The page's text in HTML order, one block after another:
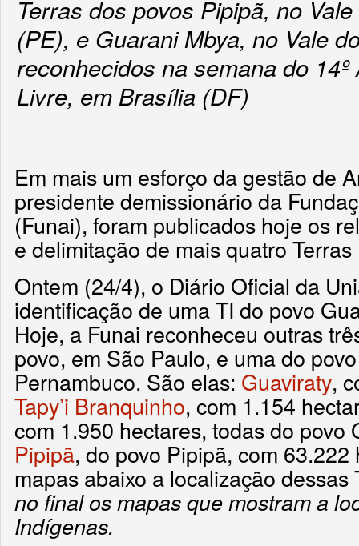
Terras dos povos Pipipã, no
(PE), e Guarani Mbya, no Vale
reconhecidos na semana do
Livre, em Brasília (DF)
Em mais um esforço da gestão de
presidente demissionário da
(Funai), foram publicados hoje os
e delimitação de mais quatro
Ontem (24/4), o Diário Oficial da
identificação de uma TI do povo
Hoje, a Funai reconheceu outras
povo, em São Paulo, e uma do
Pernambuco. São elas: Guaviraty,
Tapy’i Branquinho, com 1.154
com 1.950 hectares, todas do povo
Pipipã, do povo Pipipã, com
mapas abaixo a localização
no final os mapas que mostram a
Indígenas.